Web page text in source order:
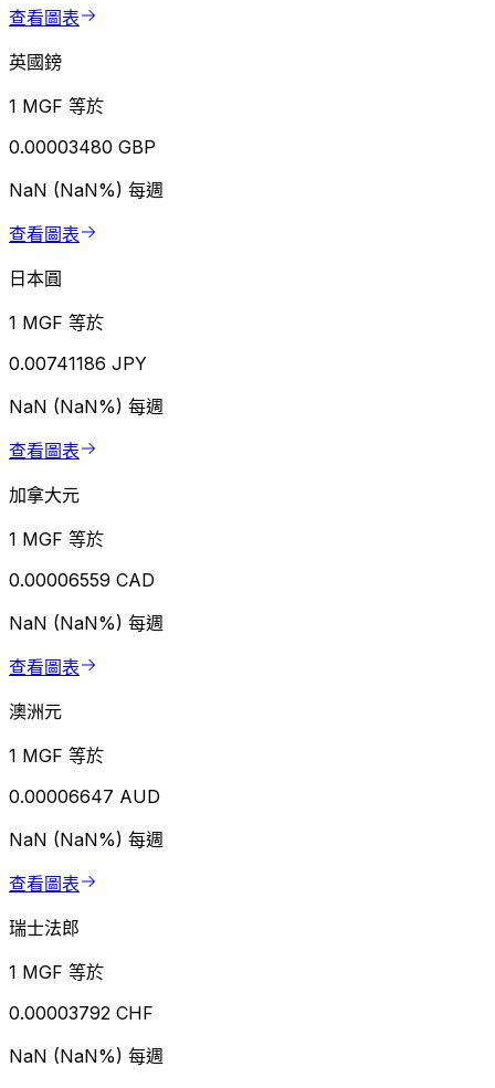
查看圖表
英國鎊
1 MGF 等於
0.00003480 GBP
NaN (NaN%) 每週
查看圖表
日本圓
1 MGF 等於
0.00741186 JPY
NaN (NaN%) 每週
查看圖表
加拿大元
1 MGF 等於
0.00006559 CAD
NaN (NaN%) 每週
查看圖表
澳洲元
1 MGF 等於
0.00006647 AUD
NaN (NaN%) 每週
查看圖表
瑞士法郎
1 MGF 等於
0.00003792 CHF
NaN (NaN%) 每週